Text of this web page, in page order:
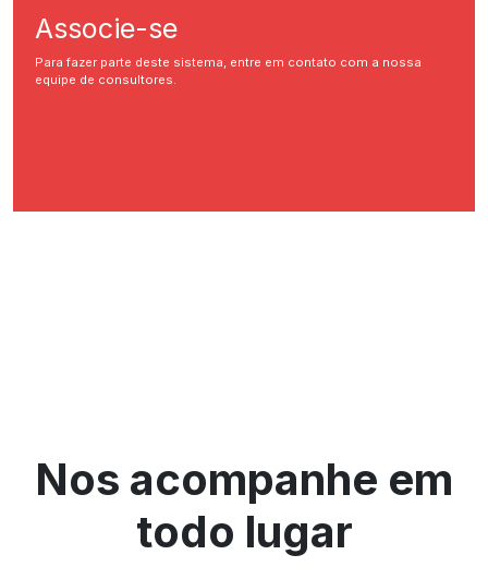
Associe-se
Para fazer parte deste sistema, entre em contato com a nossa
equipe de consultores.
Nos acompanhe em
todo lugar